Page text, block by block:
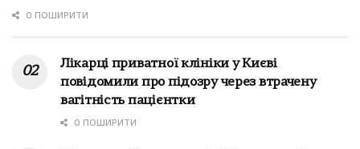
0 ПОШИРИТИ
Лікарці приватної клініки у Києві
повідомили про підозру через втрачену
вагітність пацієнтки
0 ПОШИРИТИ